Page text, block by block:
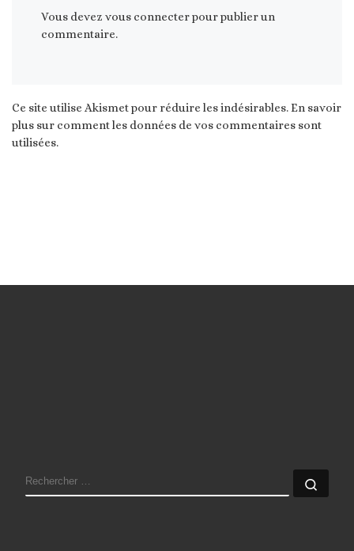
Vous devez vous connecterpour publier un
commentaire.
Ce site utilise Akismet pour réduire les indésirables.En savoir
plus sur comment les données de vos commentaires sont
utilisées.
RECHERCHER